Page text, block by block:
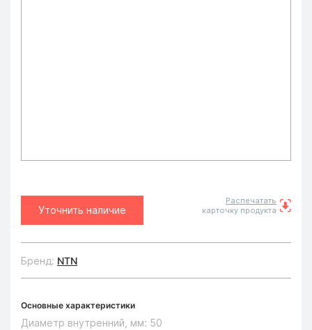
Уточнить наличие
Распечатать
карточку продукта
Бренд: NTN
Основные характеристики
Диаметр внутренний, мм: 50